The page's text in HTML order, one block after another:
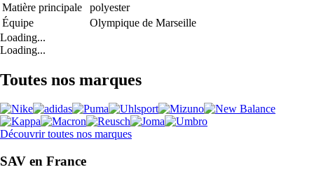
Matière principale
polyester
Équipe
Olympique de Marseille
Loading...
Loading...
Toutes nos marques
Découvrir toutes nos marques
SAV en France